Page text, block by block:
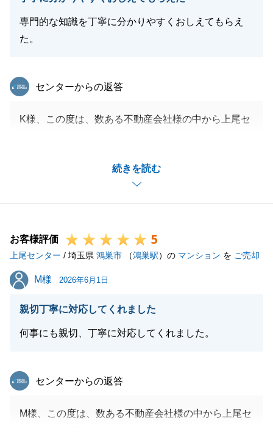
専門的な知識を丁寧に分かりやすくおしえてもらえ
た。
続きを読む
東急リバブル
センターからの返答
K様、この度は、数ある不動産会社様の中から上尾セ
無事に早期でご成約できましたこと心よりお祝い申し
上げますとともに、K様の大切な不動産のお取引をサ
ポートさせていただけたこと、大変嬉しく思います。
お付き合いさせていただけましたら幸いです。
引き続き、よろしくお願いいたします。
閉じる
お客様評価 5
上尾センター / 埼玉県 鴻巣市 （鴻巣駅）の マンション を ご売却
M様
M様 2026年6月1日
親切丁寧に対応してくれました
何事にも親切、丁寧に対応してくれました。
東急リバブル
センターからの返答
M様、この度は、数ある不動産会社様の中から上尾セ